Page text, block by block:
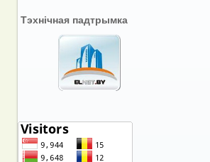
Тэхнічная падтрымка